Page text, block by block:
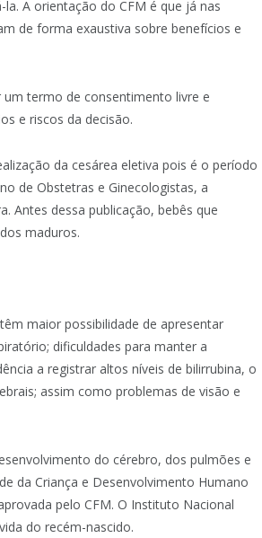
A orientação do CFM é que já nas
de forma exaustiva sobre benefícios e
um termo de consentimento livre e
e riscos da decisão.
da cesárea eletiva pois é o período
de Obstetras e Ginecologistas, a
Antes dessa publicação, bebês que
maduros.
maior possibilidade de apresentar
dificuldades para manter a
a registrar altos níveis de bilirrubina, o
assim como problemas de visão e
do cérebro, dos pulmões e
da Criança e Desenvolvimento Humano
pelo CFM. O Instituto Nacional
do recém-nascido.